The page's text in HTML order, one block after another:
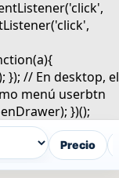
Precio